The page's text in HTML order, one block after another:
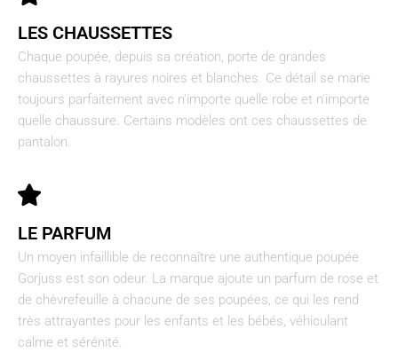
LES CHAUSSETTES
Chaque poupée, depuis sa création, porte de grandes
chaussettes à rayures noires et blanches. Ce détail se marie
toujours parfaitement avec n'importe quelle robe et n'importe
quelle chaussure. Certains modèles ont ces chaussettes de
pantalon.
LE PARFUM
Un moyen infaillible de reconnaître une authentique poupée
Gorjuss est son odeur. La marque ajoute un parfum de rose et
de chèvrefeuille à chacune de ses poupées, ce qui les rend
très attrayantes pour les enfants et les bébés, véhiculant
calme et sérénité.